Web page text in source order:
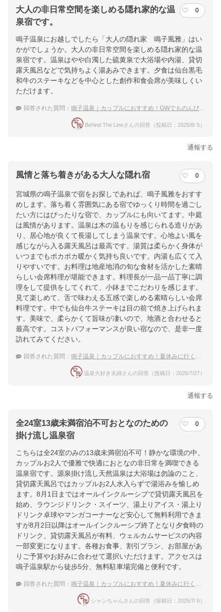
大人の非日常空間を楽しめる隠れ家的な温
泉宿です。
0
鳴子温泉にお越しでしたら「大人の隠れ家 鳴子風雅」はい
かがでしょうか。大人の非日常空間を楽しめる隠れ家的な温
泉宿です。温泉はやや白濁した硫黄泉で大浴場や内湯、貸切
露天風呂などで気持ちよく湯あみできます。夕食は仙台黒毛
和牛のステーキなどを中心とした創作和食会席が美味しくい
ただけます。
回答された質問： 鳴子温泉｜カップルにおすすめ！GWでものんびり過ごせる穴場な宿は？
Behind The Lineさんの回答（投稿日：2025/8/ 5）
通報する
風情と落ち着きがある大人な隠れ宿 0
宮城県の鳴子温泉で宿をお探しであれば、鳴子風雅をおすす
めします。落ち着く雰囲気にある宿でゆっくり時間を過ごし
たい方にはぴったりな宿で、カップルにも向いてます。中庭
は風情があります。温泉は木の温もりを感じられる造りがあ
り、居心地が良くて長湯してしまう温泉です。心地よい風を
感じながら入る露天風呂は最高です。湯質は柔らかく身体が
いつまでもポカポカ暖かく気持ち良いです。内湯も広くて入
りやすいです。お料理は地産地消の旬な食材を活かした素晴
らしい会席料理が堪能できます。料理長が一品一品丁寧に調
理をして提供をしてくれて、小鉢までこだわりを感じます。
見て楽しめて、舌で味わえる五感で楽しめる素晴らしい会席
料理です。中でも仙台牛ステーキは目の前で焼き上げられま
す。美味で、柔らかくて旨味が凄いので、地酒と合わせると
最高です。コストパフォーマンスが良い宿なので、是非一度
訪れてみてください。
回答された質問： 鳴子温泉｜カップルにおすすめ！夏休みに行くべき宿は？
温泉大好き夫婦さんの回答（投稿日：2025/7/27）
通報する
全24室13歳未満宿泊不可おとなのための
掛け流し温泉宿
0
こちらは全24室のみの13歳未満宿泊不可！静かな環境の中、
カップルお2人で優雅で快適におとなの非日常を満喫できる
温泉宿です。源泉掛け流し天然温泉は大浴場は勿論のこと、
貸切露天風呂ではカップルお2人水入らずで湯浴みを愉しめ
ます。8月1日まではオールインクルーシブで貸切露天風呂を
始め、ラウンジドリンク・スイーツ、湯上りアイス・湯上り
ドリンク卓球やマンガコーナーなど安心して無料利用できま
すが8月2日以降はオールインクルーシブ終了となり夕食時の
ドリンク、貸切露天風呂が有料、ウェルカムサービスの内容
一部変更になります。各種お食事、割引プラン、お部屋があ
りご予算やお好みに合わせて選択いただけます。アクセスは
鳴子温泉駅から徒歩5分、無料駐車場完備と便利です。
回答された質問： 鳴子温泉｜カップルにおすすめ！夏休みに行くべき宿は？
シャンちゃんさんの回答（投稿日：2025/7/ 6）